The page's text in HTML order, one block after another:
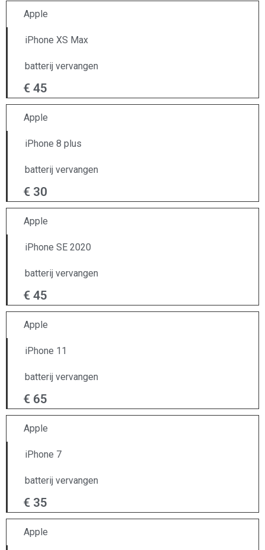
Apple
iPhone XS Max
batterij vervangen
€ 45
Apple
iPhone 8 plus
batterij vervangen
€ 30
Apple
iPhone SE 2020
batterij vervangen
€ 45
Apple
iPhone 11
batterij vervangen
€ 65
Apple
iPhone 7
batterij vervangen
€ 35
Apple